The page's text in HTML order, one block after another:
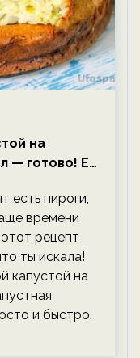
на
— готово! Ем,
есть пироги,
времени
рецепт
ты искала!
капустой на
и быстро,